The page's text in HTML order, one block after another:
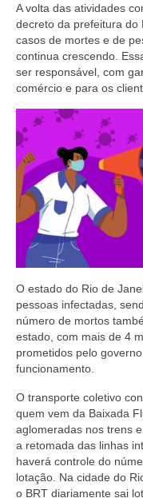
Coletivo
Coletivo de
DENÚNCIAS
SERVIÇOS
Acordos e
Cadastro de
Jurídico
Declarações
Saúde
Aplicativo
CIPA
BENEFÍCIOS
Sede social
A volta das atividades
decreto da prefeitura do
casos de mortes e de
continua crescendo.
ser responsável, com
comércio e para os
O estado do Rio de
pessoas infectadas,
número de mortos
estado, com mais de 4
prometidos pelo
funcionamento.
O transporte coletivo
quem vem da Baixada
aglomeradas nos trens
a retomada das linhas
haverá controle do
lotação. Na cidade do
o BRT diariamente sai